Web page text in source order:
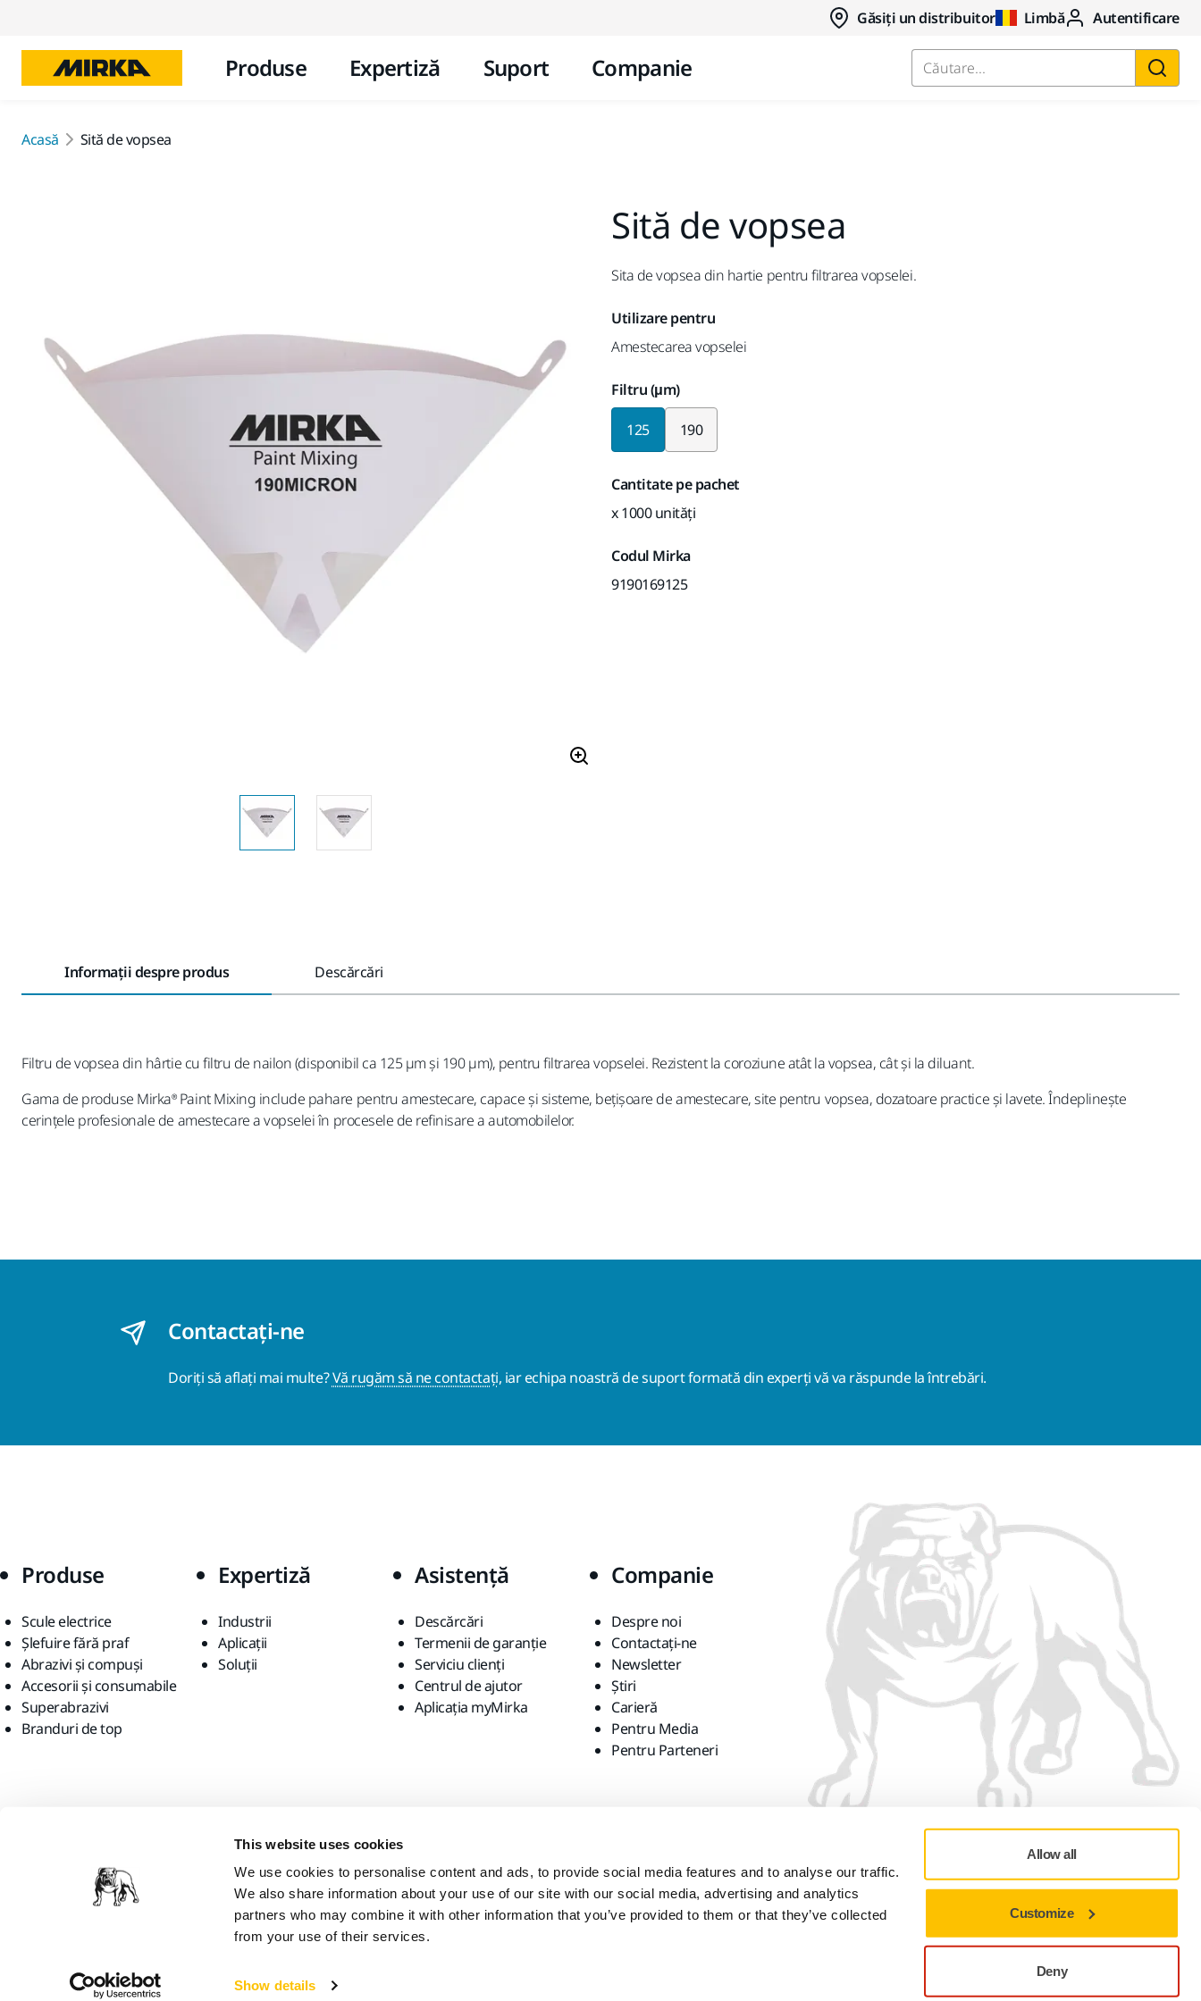
This website uses cookies
We use cookies to personalise content and ads, to provide social media features and to analyse our traffic.
We also share information about your use of our site with our social media, advertising and analytics
partners who may combine it with other information that you’ve provided to them or that they’ve collected
from your use of their services.
Show details
Allow all
Customize
Deny
Găsiți un distribuitor Limbă Autentificare
Produse Expertiză Suport Companie Căutare...
Acasă Sită de vopsea
Sită de vopsea
Sita de vopsea din hartie pentru filtrarea vopselei.
Utilizare pentru
Amestecarea vopselei
Filtru (μm)
125 190
Cantitate pe pachet
x 1000 unități
Codul Mirka
9190169125
Informații despre produs Descărcări
Filtru de vopsea din hârtie cu filtru de nailon (disponibil ca 125 µm și 190 µm), pentru filtrarea vopselei. Rezistent la coroziune atât la vopsea, cât și la diluant.
Gama de produse Mirka® Paint Mixing include pahare pentru amestecare, capace și sisteme, bețișoare de amestecare, site pentru vopsea, dozatoare practice și lavete. Îndeplinește
cerințele profesionale de amestecare a vopselei în procesele de refinisare a automobilelor.
Contactaţi-ne
Doriți să aflați mai multe?Vă rugăm să ne contactați, iar echipa noastră de suport formată din experți vă va răspunde la întrebări.
Produse
Scule electrice
Șlefuire fără praf
Abrazivi și compuși
Accesorii și consumabile
Superabrazivi
Branduri de top
Expertiză
Industrii
Aplicații
Soluții
Asistență
Descărcări
Termenii de garanție
Serviciu clienți
Centrul de ajutor
Aplicația myMirka
Companie
Despre noi
Contactaţi-ne
Newsletter
Știri
Carieră
Pentru Media
Pentru Parteneri